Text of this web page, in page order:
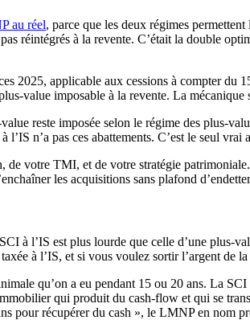
au réel, parce que les deux régimes
réintégrés à la revente. C’était la double
2025, applicable aux cessions à compter
value imposable à la revente. La mécanique
reste imposée selon le régime des plus-
n’a pas ces abattements. C’est le seul
de votre TMI, et de votre stratégie
les acquisitions sans plafond
à l’IS est plus lourde que celle d’une
à l’IS, et si vous voulez sortir l’argent de
qu’on a eu pendant 15 ou 20 ans. La
qui produit du cash-flow et qui se
pour récupérer du cash », le LMNP en nom